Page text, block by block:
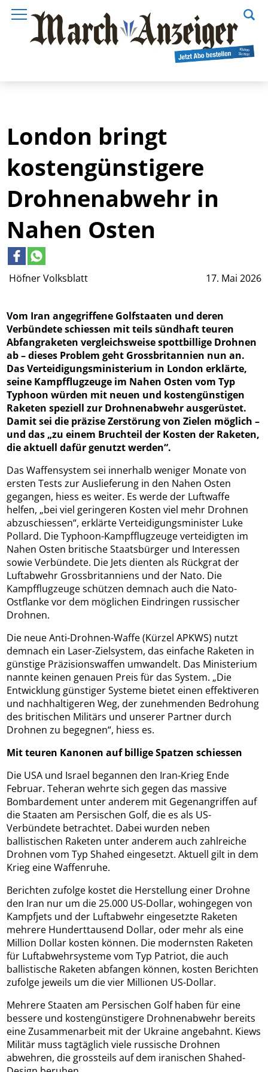
Höfner Volksblatt 17. Mai 2026
London bringt
kostengünstigere
Drohnenabwehr in
Nahen Osten
Vom Iran angegriffene Golfstaaten und deren
Verbündete schiessen mit teils sündhaft teuren
Abfangraketen vergleichsweise spottbillige Drohnen
ab – dieses Problem geht Grossbritannien nun an.
Das Verteidigungsministerium in London erklärte,
seine Kampfflugzeuge im Nahen Osten vom Typ
Typhoon würden mit neuen und kostengünstigen
Raketen speziell zur Drohnenabwehr ausgerüstet.
Damit sei die präzise Zerstörung von Zielen möglich –
und das „zu einem Bruchteil der Kosten der Raketen,
die aktuell dafür genutzt werden“.
Das Waffensystem sei innerhalb weniger Monate von
ersten Tests zur Auslieferung in den Nahen Osten
gegangen, hiess es weiter. Es werde der Luftwaffe
helfen, „bei viel geringeren Kosten viel mehr Drohnen
abzuschiessen“, erklärte Verteidigungsminister Luke
Pollard. Die Typhoon-Kampfflugzeuge verteidigten im
Nahen Osten britische Staatsbürger und Interessen
sowie Verbündete. Die Jets dienten als Rückgrat der
Luftabwehr Grossbritanniens und der Nato. Die
Kampfflugzeuge schützen demnach auch die Nato-
Ostflanke vor dem möglichen Eindringen russischer
Drohnen.
Die neue Anti-Drohnen-Waffe (Kürzel APKWS) nutzt
demnach ein Laser-Zielsystem, das einfache Raketen in
günstige Präzisionswaffen umwandelt. Das Ministerium
nannte keinen genauen Preis für das System. „Die
Entwicklung günstiger Systeme bietet einen effektiveren
und nachhaltigeren Weg, der zunehmenden Bedrohung
des britischen Militärs und unserer Partner durch
Drohnen zu begegnen“, hiess es.
Mit teuren Kanonen auf billige Spatzen schiessen
Die USA und Israel begannen den Iran-Krieg Ende
Februar. Teheran wehrte sich gegen das massive
Bombardement unter anderem mit Gegenangriffen auf
die Staaten am Persischen Golf, die es als US-
Verbündete betrachtet. Dabei wurden neben
ballistischen Raketen unter anderem auch zahlreiche
Drohnen vom Typ Shahed eingesetzt. Aktuell gilt in dem
Krieg eine Waffenruhe.
Berichten zufolge kostet die Herstellung einer Drohne
den Iran nur um die 25.000 US-Dollar, wohingegen von
Kampfjets und der Luftabwehr eingesetzte Raketen
mehrere Hunderttausend Dollar, oder mehr als eine
Million Dollar kosten können. Die modernsten Raketen
für Luftabwehrsysteme vom Typ Patriot, die auch
ballistische Raketen abfangen können, kosten Berichten
zufolge jeweils um die vier Millionen US-Dollar.
Mehrere Staaten am Persischen Golf haben für eine
bessere und kostengünstigere Drohnenabwehr bereits
eine Zusammenarbeit mit der Ukraine angebahnt. Kiews
Militär muss tagtäglich viele russische Drohnen
abwehren, die grossteils auf dem iranischen Shahed-